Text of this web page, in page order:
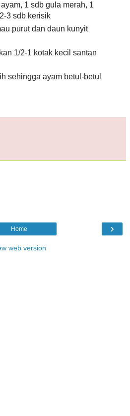
1 sdb gula merah, 1
3 sdb kerisik
purut dan daun kunyit
1/2-1 kotak kecil santan
sehingga ayam betul-betul
›
Home
web version